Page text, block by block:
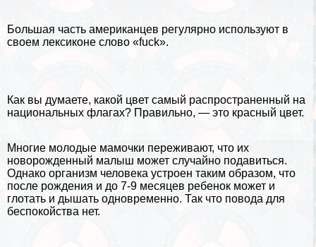
Большая часть американцев регулярно используют в
своем лексиконе слово «fuck».
Как вы думаете, какой цвет самый распространенный на
национальных флагах? Правильно, — это красный цвет.
Многие молодые мамочки переживают, что их
новорожденный малыш может случайно подавиться.
Однако организм человека устроен таким образом, что
после рождения и до 7-9 месяцев ребенок может и
глотать и дышать одновременно. Так что повода для
беспокойства нет.